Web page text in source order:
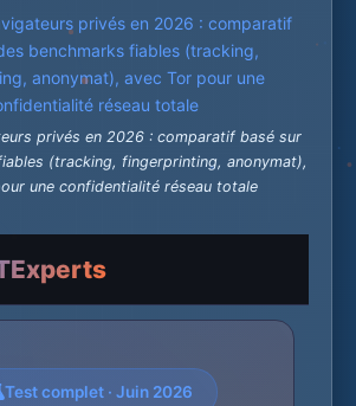
privés en 2026 : comparatif basé sur
(tracking, fingerprinting, anonymat),
une confidentialité réseau totale
Test complet · Juin 2026